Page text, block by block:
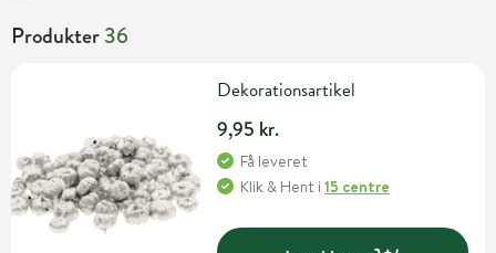
Produkter36
Dekorationsartikel
9,95 kr.
Få leveret
Klik & Hent i15 centre